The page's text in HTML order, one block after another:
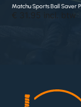
Matchu Sports Ball Saver
€ 31.95 incl. btw